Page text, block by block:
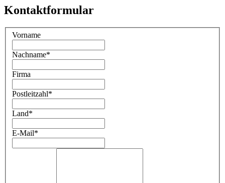
Kontaktformular
Vorname
Nachname*
Firma
Postleitzahl*
Land*
E-Mail*